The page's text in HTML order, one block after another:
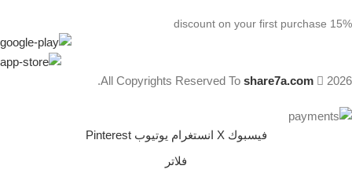
15% discount on your first purchase
All Copyrights Reserved To share7a.com 2026.
فيسبوك X انستغرام يوتيوب Pinterest
فلاتر